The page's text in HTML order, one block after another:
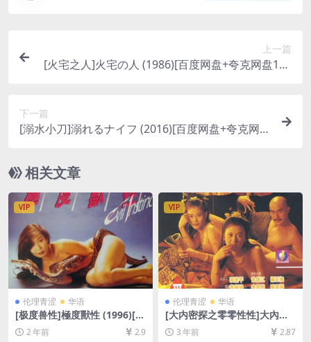
上一篇
[火宅之人]火宅の人 (1986)[百度网盘+夸克网盘108
下一篇
[溺水小刀]溺れるナイフ (2016)[百度网盘+夸克网盘
GB][中文字幕]
相关文章
VIP
伦理青涩 华语
[极度兽性]極度獸性 (1996)[百
度网盘+迅雷云盘1080P超清
未删减资源][网盘下载][MP4/
2 年前 2.9
VIP
伦理青涩 华语
[大内密探之零零性性]大內密
探之靈靈性性 (1996)[百度网
盘+夸克网盘1080P超清未删
3 年前 2.87